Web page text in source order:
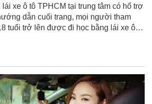
xe ô tô TPHCM tại trung tâm có hổ trợ
dẫn cuối trang, mọi người tham
tuổi trở lên được đi học bằng lái xe ô…